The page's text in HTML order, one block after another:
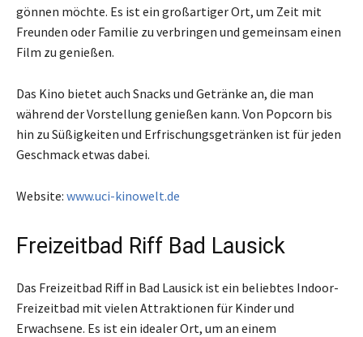
gönnen möchte. Es ist ein großartiger Ort, um Zeit mit
Freunden oder Familie zu verbringen und gemeinsam einen
Film zu genießen.
Das Kino bietet auch Snacks und Getränke an, die man
während der Vorstellung genießen kann. Von Popcorn bis
hin zu Süßigkeiten und Erfrischungsgetränken ist für jeden
Geschmack etwas dabei.
Website: www.uci-kinowelt.de
Freizeitbad Riff Bad Lausick
Das Freizeitbad Riff in Bad Lausick ist ein beliebtes Indoor-
Freizeitbad mit vielen Attraktionen für Kinder und
Erwachsene. Es ist ein idealer Ort, um an einem